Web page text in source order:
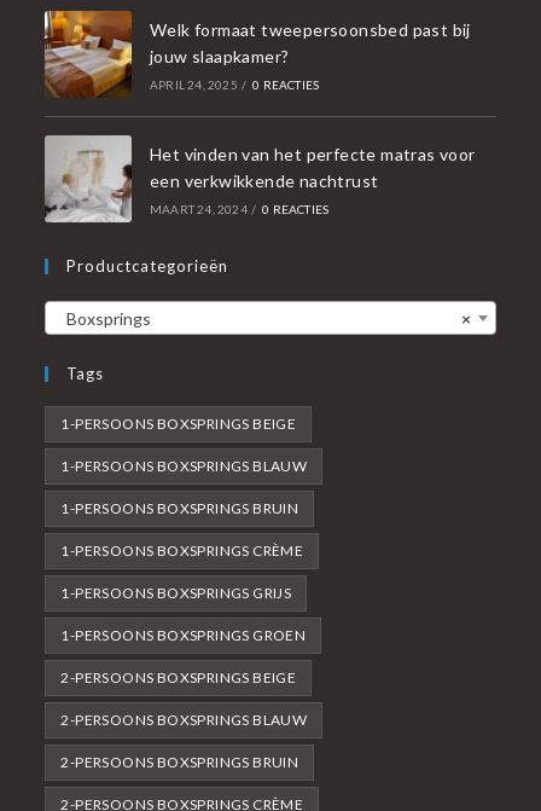
Welk formaat tweepersoonsbed past bij
jouw slaapkamer?
APRIL 24, 2025 / 0 REACTIES
Het vinden van het perfecte matras voor
een verkwikkende nachtrust
MAART 24, 2024 / 0 REACTIES
Productcategorieën
×
Boxsprings
Tags
1-PERSOONS BOXSPRINGS BEIGE
1-PERSOONS BOXSPRINGS BLAUW
1-PERSOONS BOXSPRINGS BRUIN
1-PERSOONS BOXSPRINGS CRÈME
1-PERSOONS BOXSPRINGS GRIJS
1-PERSOONS BOXSPRINGS GROEN
2-PERSOONS BOXSPRINGS BEIGE
2-PERSOONS BOXSPRINGS BLAUW
2-PERSOONS BOXSPRINGS BRUIN
2-PERSOONS BOXSPRINGS CRÈME